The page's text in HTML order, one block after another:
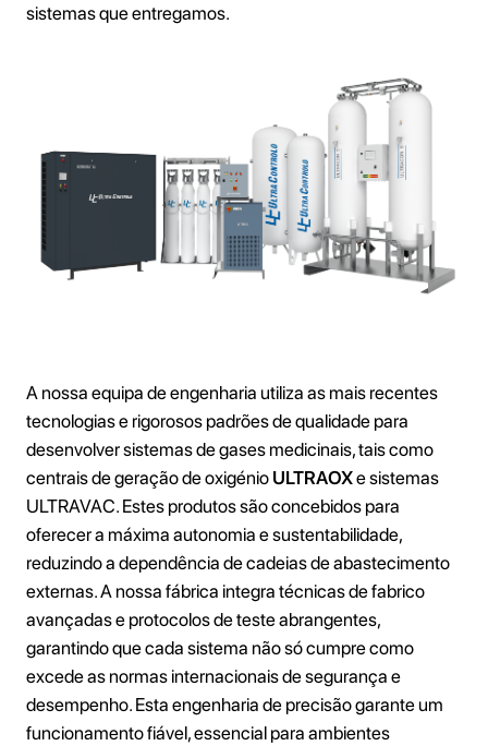
sistemas que entregamos.
A nossa equipa de engenharia utiliza as mais recentes
tecnologias e rigorosos padrões de qualidade para
desenvolver sistemas de gases medicinais, tais como
centrais de geração de oxigénio ULTRAOXe sistemas
ULTRAVAC. Estes produtos são concebidos para
oferecer a máxima autonomia e sustentabilidade,
reduzindo a dependência de cadeias de abastecimento
externas. A nossa fábrica integra técnicas de fabrico
avançadas e protocolos de teste abrangentes,
garantindo que cada sistema não só cumpre como
excede as normas internacionais de segurança e
desempenho. Esta engenharia de precisão garante um
funcionamento fiável, essencial para ambientes